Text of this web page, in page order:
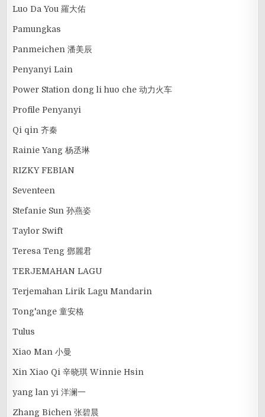
Luo Da You 羅大佑
Pamungkas
Panmeichen 潘美辰
Penyanyi Lain
Power Station dong li huo che 动力火车
Profile Penyanyi
Qi qin 齐秦
Rainie Yang 杨丞琳
RIZKY FEBIAN
Seventeen
Stefanie Sun 孙燕姿
Taylor Swift
Teresa Teng 鄧麗君
TERJEMAHAN LAGU
Terjemahan Lirik Lagu Mandarin
Tong'ange 童安格
Tulus
Xiao Man 小曼
Xin Xiao Qi 辛晓琪 Winnie Hsin
yang lan yi 洋澜一
Zhang Bichen 张碧晨